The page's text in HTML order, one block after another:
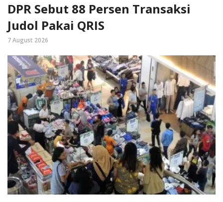
DPR Sebut 88 Persen Transaksi
Judol Pakai QRIS
7 August 2026